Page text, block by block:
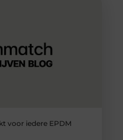
voor iedere EPDM